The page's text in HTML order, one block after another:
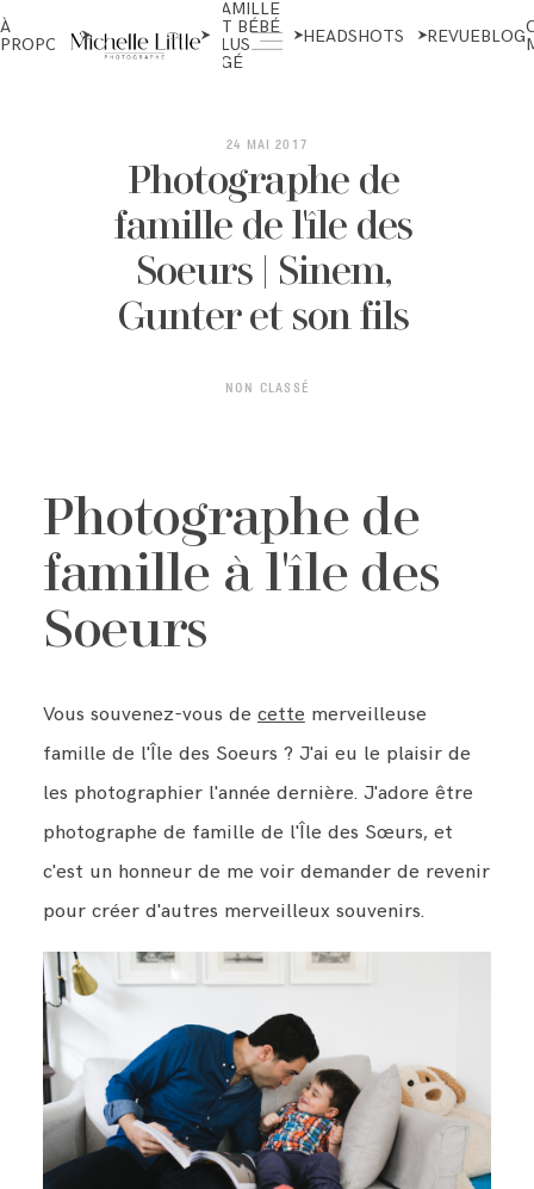
À
PROPOS
NÉS ET
MATERNITÉ
FAMILLE
ET BÉBÉ
PLUS
ÂGÉ
HEADSHOTS REVUEBLOG
24 MAI 2017
Photographe de
famille de l'île des
Soeurs | Sinem,
Gunter et son fils
NON CLASSÉ
Photographe de
famille à l'île des
Soeurs
Vous souvenez-vous de cette merveilleuse
famille de l'Île des Soeurs ? J'ai eu le plaisir de
les photographier l'année dernière. J'adore être
photographe de famille de l'Île des Sœurs, et
c'est un honneur de me voir demander de revenir
pour créer d'autres merveilleux souvenirs.
ABOUT
NEWBORN & MATERNITY
FAMILY & OLDER BABY
REVIEWS
CONTACT ME